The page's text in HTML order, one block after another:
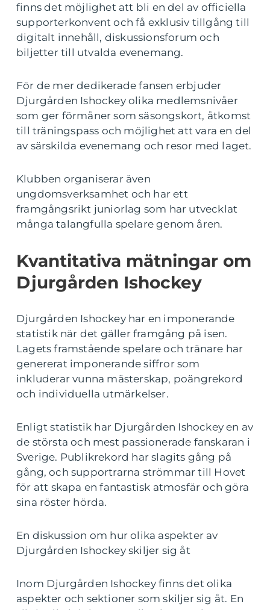
finns det möjlighet att bli en del av officiella
supporterkonvent och få exklusiv tillgång till
digitalt innehåll, diskussionsforum och
biljetter till utvalda evenemang.
För de mer dedikerade fansen erbjuder
Djurgården Ishockey olika medlemsnivåer
som ger förmåner som säsongskort, åtkomst
till träningspass och möjlighet att vara en del
av särskilda evenemang och resor med laget.
Klubben organiserar även
ungdomsverksamhet och har ett
framgångsrikt juniorlag som har utvecklat
många talangfulla spelare genom åren.
Kvantitativa mätningar om
Djurgården Ishockey
Djurgården Ishockey har en imponerande
statistik när det gäller framgång på isen.
Lagets framstående spelare och tränare har
genererat imponerande siffror som
inkluderar vunna mästerskap, poängrekord
och individuella utmärkelser.
Enligt statistik har Djurgården Ishockey en av
de största och mest passionerade fanskaran i
Sverige. Publikrekord har slagits gång på
gång, och supportrarna strömmar till Hovet
för att skapa en fantastisk atmosfär och göra
sina röster hörda.
En diskussion om hur olika aspekter av
Djurgården Ishockey skiljer sig åt
Inom Djurgården Ishockey finns det olika
aspekter och sektioner som skiljer sig åt. En